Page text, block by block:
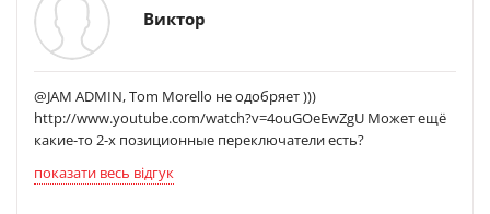
Виктор
@JAM ADMIN, Tom Morello не одобряет )))
http://www.youtube.com/watch?v=4ouGOeEwZgU Может ещё
какие-то 2-х позиционные переключатели есть?
показати весь відгук